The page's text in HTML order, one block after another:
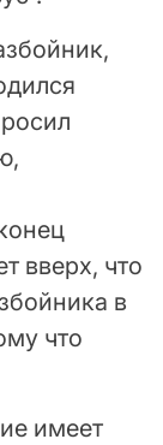
вверх, что
в
что
имеет